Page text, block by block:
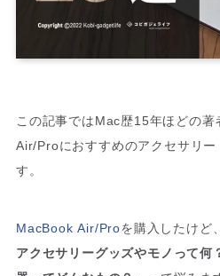
この記事ではMac歴15年ほどの
Air/Proにおすすめのアクセサリー
す。
MacBook Air/Proを購入したけど
アクセサリーグッズやモノって何